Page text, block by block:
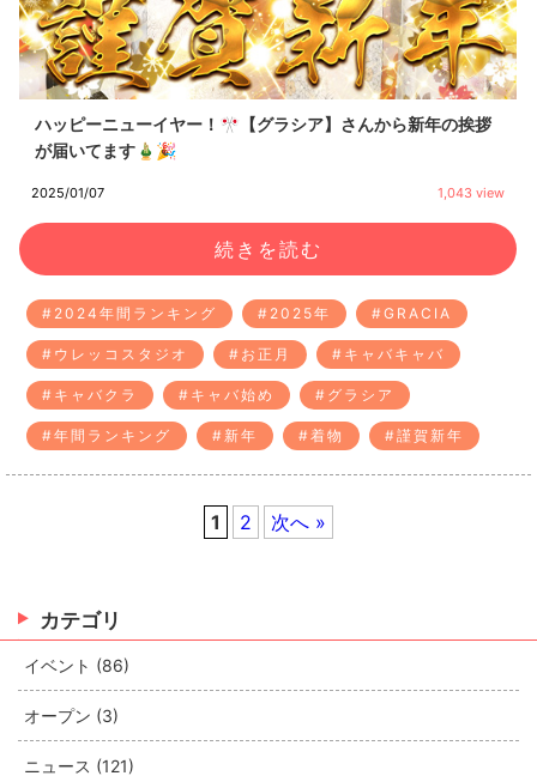
2025/01/07 1,043 view
ハッピーニューイヤー！🎌【グラシア】さんから新年の挨拶
が届いてます🎍🎉
#2024年間ランキング #2025年 #GRACIA
#ウレッコスタジオ #お正月 #キャバキャバ
#キャバクラ #キャバ始め #グラシア
#年間ランキング #新年 #着物 #謹賀新年
続きを読む
1 2 次へ »
カテゴリ
イベント (86)
オープン (3)
ニュース (121)